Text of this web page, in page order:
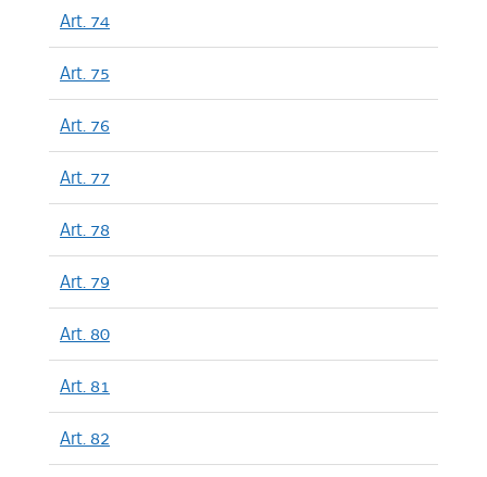
Art. 74
Art. 75
Art. 76
Art. 77
Art. 78
Art. 79
Art. 80
Art. 81
Art. 82